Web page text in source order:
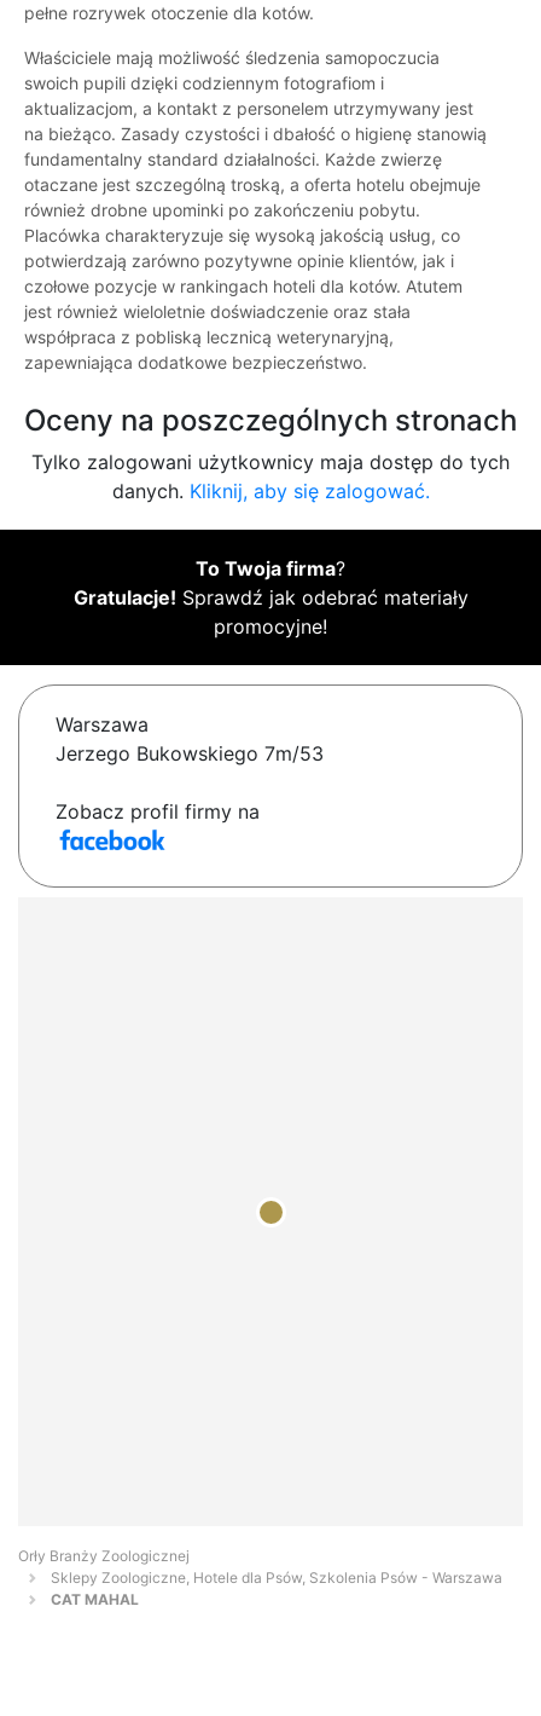
pełne rozrywek otoczenie dla kotów.
Właściciele mają możliwość śledzenia samopoczucia
swoich pupili dzięki codziennym fotografiom i
aktualizacjom, a kontakt z personelem utrzymywany jest
na bieżąco. Zasady czystości i dbałość o higienę stanowią
fundamentalny standard działalności. Każde zwierzę
otaczane jest szczególną troską, a oferta hotelu obejmuje
również drobne upominki po zakończeniu pobytu.
Placówka charakteryzuje się wysoką jakością usług, co
potwierdzają zarówno pozytywne opinie klientów, jak i
czołowe pozycje w rankingach hoteli dla kotów. Atutem
jest również wieloletnie doświadczenie oraz stała
współpraca z pobliską lecznicą weterynaryjną,
zapewniająca dodatkowe bezpieczeństwo.
Oceny na poszczególnych stronach
Tylko zalogowani użytkownicy maja dostęp do tych
danych. Kliknij, aby się zalogować.
To Twoja firma?
Gratulacje! Sprawdź jak odebrać materiały
promocyjne!
Warszawa
Jerzego Bukowskiego 7m/53
Zobacz profil firmy na
Orły Branży Zoologicznej
Sklepy Zoologiczne, Hotele dla Psów, Szkolenia Psów - Warszawa
CAT MAHAL